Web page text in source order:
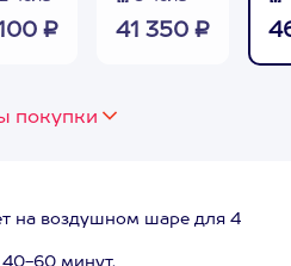
₽ 41 350 ₽
покупки
на воздушном шаре для 4
60 минут.